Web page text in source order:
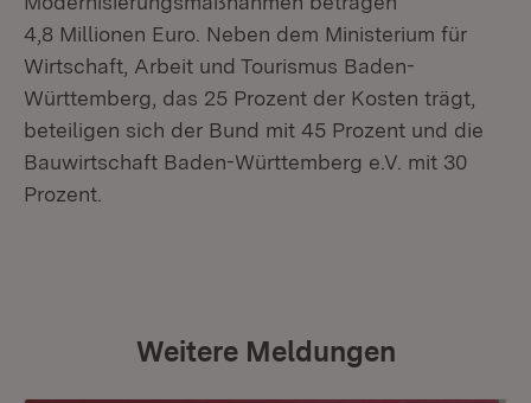
4,8 Millionen Euro. Neben dem Ministerium für
Wirtschaft, Arbeit und Tourismus Baden-
Württemberg, das 25 Prozent der Kosten trägt,
beteiligen sich der Bund mit 45 Prozent und die
Bauwirtschaft Baden-Württemberg e.V. mit 30
Prozent.
Weitere Meldungen